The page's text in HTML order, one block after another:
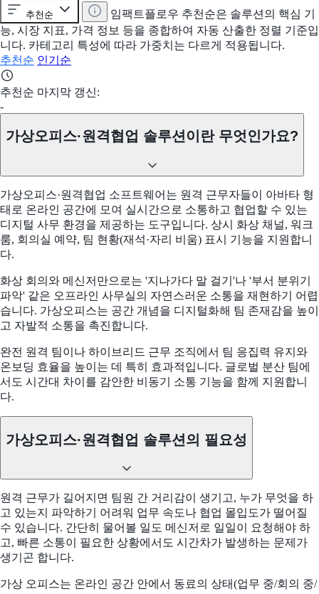
추천순
임팩트플로우 추천순은 솔루션의 핵심 기
능, 시장 지표, 가격 정보 등을 종합하여 자동 산출한 정렬 기준입
니다. 카테고리 특성에 따라 가중치는 다르게 적용됩니다.
추천순 인기순
추천순 마지막 갱신:
-
가상오피스·원격협업 솔루션이란 무엇인가요?
가상오피스·원격협업 소프트웨어는 원격 근무자들이 아바타 형
태로 온라인 공간에 모여 실시간으로 소통하고 협업할 수 있는
디지털 사무 환경을 제공하는 도구입니다. 상시 화상 채널, 워크
룸, 회의실 예약, 팀 현황(재석·자리 비움) 표시 기능을 지원합니
다.
화상 회의와 메신저만으로는 '지나가다 말 걸기'나 '부서 분위기
파악' 같은 오프라인 사무실의 자연스러운 소통을 재현하기 어렵
습니다. 가상오피스는 공간 개념을 디지털화해 팀 존재감을 높이
고 자발적 소통을 촉진합니다.
완전 원격 팀이나 하이브리드 근무 조직에서 팀 응집력 유지와
온보딩 효율을 높이는 데 특히 효과적입니다. 글로벌 분산 팀에
서도 시간대 차이를 감안한 비동기 소통 기능을 함께 지원합니
다.
가상오피스·원격협업 솔루션의 필요성
원격 근무가 길어지면 팀원 간 거리감이 생기고, 누가 무엇을 하
고 있는지 파악하기 어려워 업무 속도나 협업 몰입도가 떨어질
수 있습니다. 간단히 물어볼 일도 메신저로 일일이 요청해야 하
고, 빠른 소통이 필요한 상황에서도 시간차가 발생하는 문제가
생기곤 합니다.
가상 오피스는 온라인 공간 안에서 동료의 상태(업무 중/회의 중/